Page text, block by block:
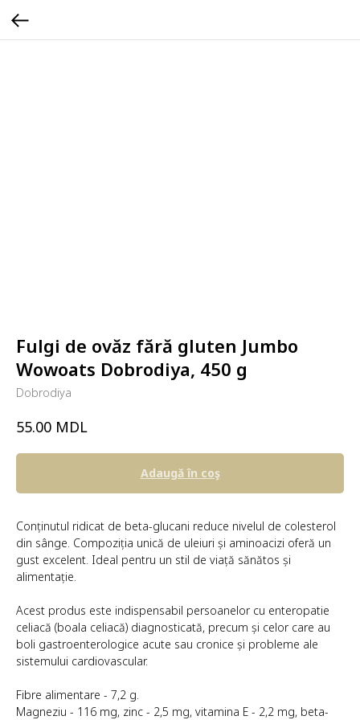
Fulgi de ovăz fără gluten Jumbo
Wowoats Dobrodiya, 450 g
Dobrodiya
55.00 MDL
Adaugă în coş
Conținutul ridicat de beta-glucani reduce nivelul de colesterol
din sânge. Compoziția unică de uleiuri și aminoacizi oferă un
gust excelent. Ideal pentru un stil de viață sănătos și
alimentație.
Acest produs este indispensabil persoanelor cu enteropatie
celiacă (boala celiacă) diagnosticată, precum și celor care au
boli gastroenterologice acute sau cronice și probleme ale
sistemului cardiovascular.
Fibre alimentare - 7,2 g.
Magneziu - 116 mg, zinc - 2,5 mg, vitamina E - 2,2 mg, beta-